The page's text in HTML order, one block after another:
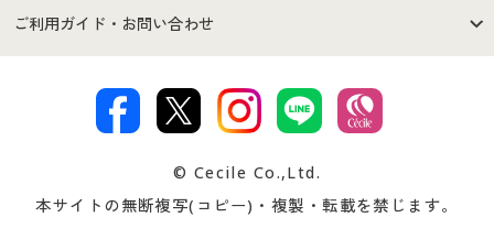
セシールご利用規約
著作権・商標について 会社案内
商品カテゴリ
プレゼント＆キャンペーン サイトマップ
ご利用ガイド・お問い合わせ
交換・返品は お支払は
ついて
忘れの場合
© Cecile Co.,Ltd.
本サイトの無断複写(コピー)・複製・転載を禁じます。